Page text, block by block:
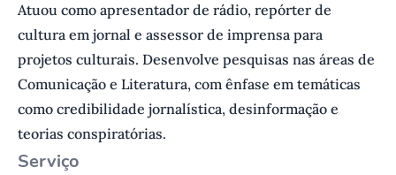
Atuou como apresentador de rádio, repórter de
cultura em jornal e assessor de imprensa para
projetos culturais. Desenvolve pesquisas nas áreas de
Comunicação e Literatura, com ênfase em temáticas
como credibilidade jornalística, desinformação e
teorias conspiratórias.
Serviço